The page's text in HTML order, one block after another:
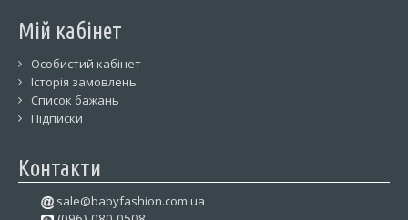
Мій кабінет
Особистий кабінет
Історія замовлень
Список бажань
Підписки
Контакти
sale@babyfashion.com.ua